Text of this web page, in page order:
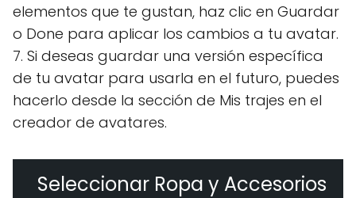
elementos que te gustan, haz clic en Guardar
o Done para aplicar los cambios a tu avatar.
7. Si deseas guardar una versión específica
de tu avatar para usarla en el futuro, puedes
hacerlo desde la sección de Mis trajes en el
creador de avatares.
Seleccionar Ropa y Accesorios